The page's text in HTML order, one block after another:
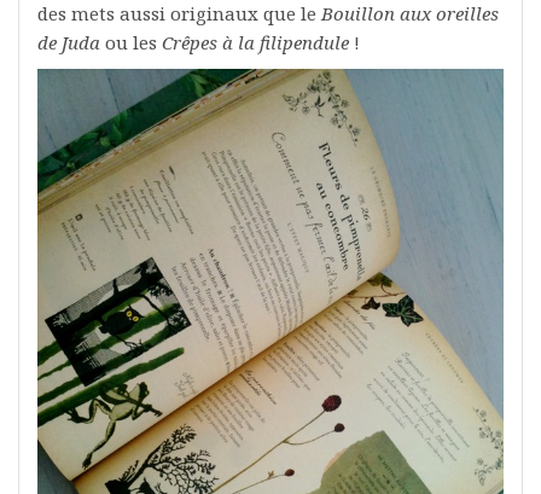
des mets aussi originaux que leBouillon aux oreilles
de Juda ou les Crêpes à la filipendule !